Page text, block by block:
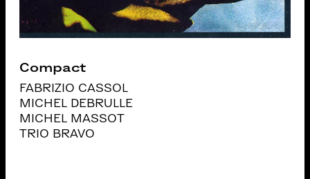
Compact
FABRIZIO CASSOL
MICHEL DEBRULLE
MICHEL MASSOT
TRIO BRAVO